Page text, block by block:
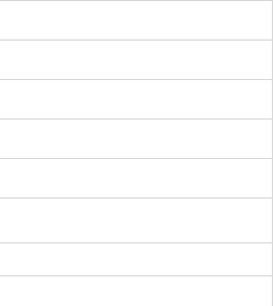
MOTIF BROWN 30 * 60